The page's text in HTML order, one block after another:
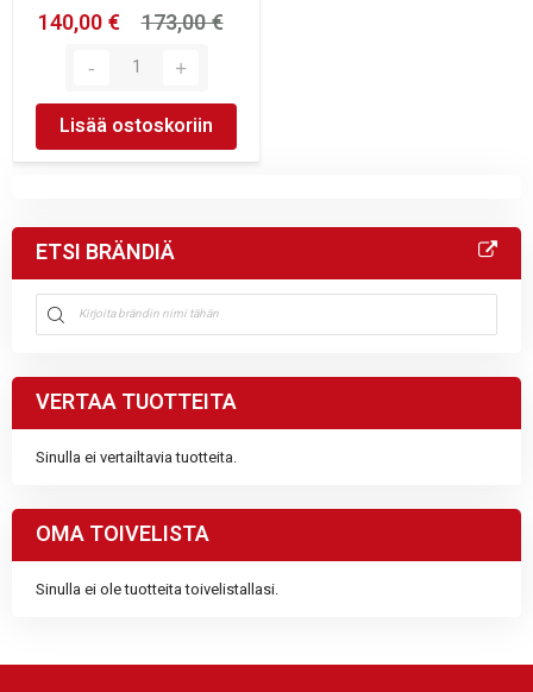
140,00 €
173,00 €
Lisää ostoskoriin
ETSI BRÄNDIÄ
VERTAA TUOTTEITA
Sinulla ei vertailtavia tuotteita.
OMA TOIVELISTA
Sinulla ei ole tuotteita toivelistallasi.